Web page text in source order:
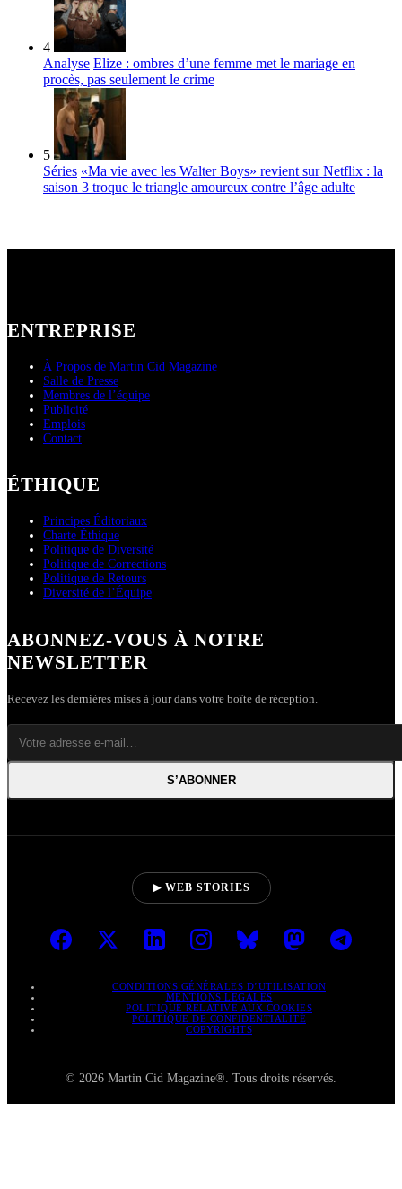
4
Analyse Elize : ombres d’une femme met le mariage en
procès, pas seulement le crime
5
Séries «Ma vie avec les Walter Boys» revient sur Netflix : la
saison 3 troque le triangle amoureux contre l’âge adulte
ENTREPRISE
À Propos de Martin Cid Magazine
Salle de Presse
Membres de l’équipe
Publicité
Emplois
Contact
ÉTHIQUE
Principes Éditoriaux
Charte Éthique
Politique de Diversité
Politique de Corrections
Politique de Retours
Diversité de l’Équipe
ABONNEZ-VOUS À NOTRE
NEWSLETTER
Recevez les dernières mises à jour dans votre boîte de réception.
S’ABONNER
▶ WEB STORIES
CONDITIONS GÉNÉRALES D’UTILISATION
MENTIONS LÉGALES
POLITIQUE RELATIVE AUX COOKIES
POLITIQUE DE CONFIDENTIALITÉ
COPYRIGHTS
© 2026 Martin Cid Magazine®. Tous droits réservés.